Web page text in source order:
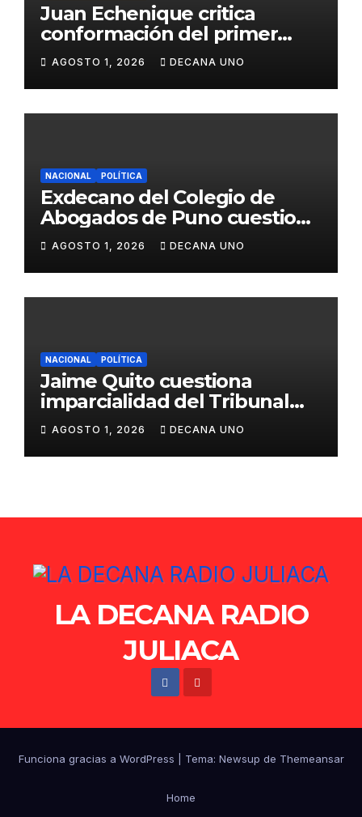
Juan Echenique critica
conformación del primer
gabinete ministerial de Keiko
Fujimori
AGOSTO 1, 2026 DECANA UNO
NACIONAL POLÍTICA
Exdecano del Colegio de
Abogados de Puno cuestiona
propuestas sobre seguridad
ciudadana
AGOSTO 1, 2026 DECANA UNO
NACIONAL POLÍTICA
Jaime Quito cuestiona
imparcialidad del Tribunal
Constitucional tras liberación
de Ollanta Humala
AGOSTO 1, 2026 DECANA UNO
LA DECANA RADIO
JULIACA
Funciona gracias a WordPress Tema: Newsup de Themeansar
Home